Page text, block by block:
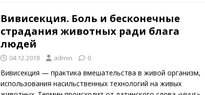
Вивисекция. Боль и бесконечные
страдания животных ради блага
людей
04.12.2018 admin 0
Вивисекция — практика вмешательства в живой организм,
использования насильственных технологий на живых